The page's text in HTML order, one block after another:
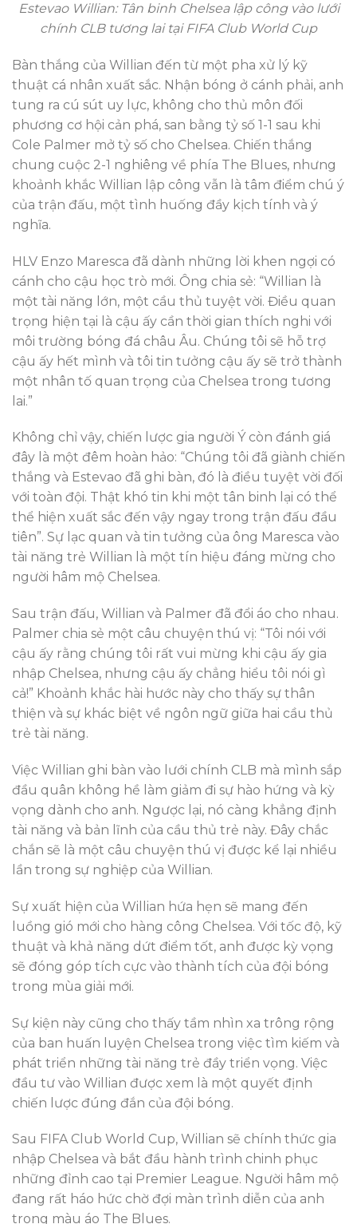
Estevao Willian: Tân binh Chelsea lập công vào lưới
chính CLB tương lai tại FIFA Club World Cup
Bàn thắng của Willian đến từ một pha xử lý kỹ
thuật cá nhân xuất sắc. Nhận bóng ở cánh phải, anh
tung ra cú sút uy lực, không cho thủ môn đối
phương cơ hội cản phá, san bằng tỷ số 1-1 sau khi
Cole Palmer mở tỷ số cho Chelsea. Chiến thắng
chung cuộc 2-1 nghiêng về phía The Blues, nhưng
khoảnh khắc Willian lập công vẫn là tâm điểm chú ý
của trận đấu, một tình huống đầy kịch tính và ý
nghĩa.
HLV Enzo Maresca đã dành những lời khen ngợi có
cánh cho cậu học trò mới. Ông chia sẻ: “Willian là
một tài năng lớn, một cầu thủ tuyệt vời. Điều quan
trọng hiện tại là cậu ấy cần thời gian thích nghi với
môi trường bóng đá châu Âu. Chúng tôi sẽ hỗ trợ
cậu ấy hết mình và tôi tin tưởng cậu ấy sẽ trở thành
một nhân tố quan trọng của Chelsea trong tương
lai.”
Không chỉ vậy, chiến lược gia người Ý còn đánh giá
đây là một đêm hoàn hảo: “Chúng tôi đã giành chiến
thắng và Estevao đã ghi bàn, đó là điều tuyệt vời đối
với toàn đội. Thật khó tin khi một tân binh lại có thể
thể hiện xuất sắc đến vậy ngay trong trận đấu đầu
tiên”. Sự lạc quan và tin tưởng của ông Maresca vào
tài năng trẻ Willian là một tín hiệu đáng mừng cho
người hâm mộ Chelsea.
Sau trận đấu, Willian và Palmer đã đổi áo cho nhau.
Palmer chia sẻ một câu chuyện thú vị: “Tôi nói với
cậu ấy rằng chúng tôi rất vui mừng khi cậu ấy gia
nhập Chelsea, nhưng cậu ấy chẳng hiểu tôi nói gì
cả!” Khoảnh khắc hài hước này cho thấy sự thân
thiện và sự khác biệt về ngôn ngữ giữa hai cầu thủ
trẻ tài năng.
Việc Willian ghi bàn vào lưới chính CLB mà mình sắp
đầu quân không hề làm giảm đi sự hào hứng và kỳ
vọng dành cho anh. Ngược lại, nó càng khẳng định
tài năng và bản lĩnh của cầu thủ trẻ này. Đây chắc
chắn sẽ là một câu chuyện thú vị được kể lại nhiều
lần trong sự nghiệp của Willian.
Sự xuất hiện của Willian hứa hẹn sẽ mang đến
luồng gió mới cho hàng công Chelsea. Với tốc độ, kỹ
thuật và khả năng dứt điểm tốt, anh được kỳ vọng
sẽ đóng góp tích cực vào thành tích của đội bóng
trong mùa giải mới.
Sự kiện này cũng cho thấy tầm nhìn xa trông rộng
của ban huấn luyện Chelsea trong việc tìm kiếm và
phát triển những tài năng trẻ đầy triển vọng. Việc
đầu tư vào Willian được xem là một quyết định
chiến lược đúng đắn của đội bóng.
Sau FIFA Club World Cup, Willian sẽ chính thức gia
nhập Chelsea và bắt đầu hành trình chinh phục
những đỉnh cao tại Premier League. Người hâm mộ
đang rất háo hức chờ đợi màn trình diễn của anh
trong màu áo The Blues.